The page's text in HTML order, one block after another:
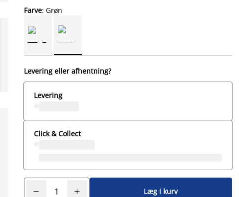
Farve: Grøn
Levering eller afhentning?
Levering
Click & Collect
Læg i kurv